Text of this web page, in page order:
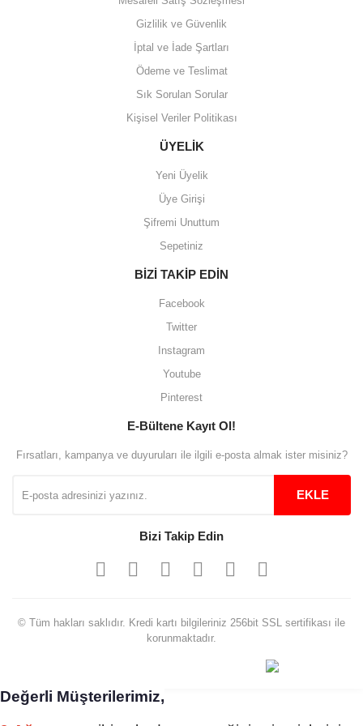
Ürünler kategorize, başlıklar
kolaylaşıyor. Yani site de
hazırlanmış çok düzenli bir site.
Aradığınıza kolay ulaşılan bir site
Tesadüf buldum siteyi ve aşırı
S... Ü... | 15/01/2025
Mükemmel
emine koyuncu | 18/12/2024
Deneyimini Paylaş
Gizlilik ve Güvenlik
İptal ve İade Şartları
Ödeme ve Teslimat
Sık Sorulan Sorular
Kişisel Veriler Politikası
ÜYELİK
Yeni Üyelik
Üye Girişi
Şifremi Unuttum
Sepetiniz
BİZİ TAKİP EDİN
Facebook
Twitter
Instagram
Youtube
Pinterest
E-Bültene Kayıt Ol!
Fırsatları, kampanya ve duyuruları ile ilgili e-posta almak ister misiniz?
EKLE
Bizi Takip Edin
© Tüm hakları saklıdır. Kredi kartı bilgileriniz 256bit SSL sertifikası ile
korunmaktadır.
Değerli Müşterilerimiz,